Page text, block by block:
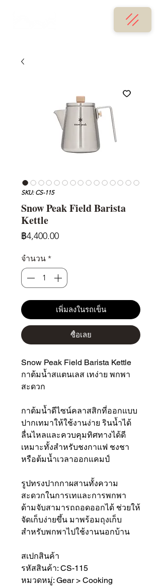
SKU: CS-115
Snow Peak Field Barista
Kettle
฿4,400.00ราคา
จำนวน *
เพิ่มลงในรถเข็น
ซื้อเลย
Snow Peak Field Barista Kettle
กาต้มน้ำสแตนเลส เทง่าย พกพา
สะดวก
กาต้มน้ำดีไซน์คลาสสิกที่ออกแบบ
ปากเทมาให้ใช้งานง่าย รินน้ำได้
ลื่นไหลและควบคุมทิศทางได้ดี
เหมาะทั้งสำหรับชงกาแฟ ชงชา
หรือต้มน้ำเวลาออกแคมป์
รูปทรงปากกาผสานทั้งความ
สะดวกในการเทและการพกพา
ด้ามจับสามารถถอดออกได้ ช่วยให้
จัดเก็บง่ายขึ้น มาพร้อมถุงเก็บ
สำหรับพกพาไปใช้งานนอกบ้าน
สเปกสินค้า
รหัสสินค้า: CS-115
หมวดหมู่: Gear > Cooking